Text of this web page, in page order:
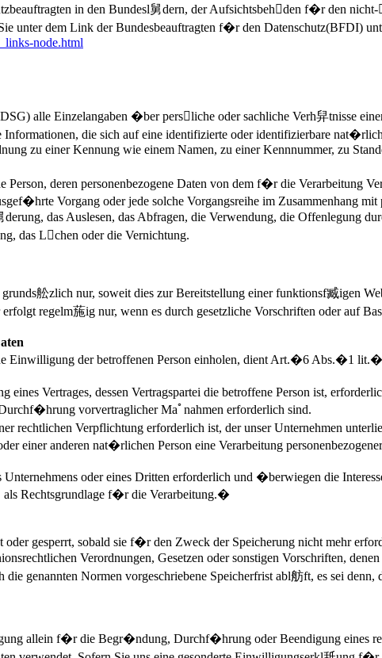
in den Bundesl舅dern, der Aufsichtsbehden f�r den
unter dem Link der Bundesbeauftragten f�r den Datenschutz(BFDI)
node.html
alle Einzelangaben �ber persliche oder sachliche Verh舁tnisse
die sich auf eine identifizierte oder identifizierbare
zu einer Kennung wie einem Namen, zu einer Kennnummer, zu
deren personenbezogene Daten von dem f�r die Verarbeitung
Vorgang oder jede solche Vorgangsreihe im Zusammenhang mit
das Auslesen, das Abfragen, die Verwendung, die Offenlegung
das Lchen oder die Vernichtung.
舩zlich nur, soweit dies zur Bereitstellung einer funktionsf臧igen
regelm葹ig nur, wenn es durch gesetzliche Vorschriften oder auf
Einwilligung der betroffenen Person einholen, dient Art.�6 Abs.�1
eines Vertrages, dessen Vertragspartei die betroffene Person ist,
vorvertraglicher Maﾟnahmen erforderlich sind.
rechtlichen Verpflichtung erforderlich ist, der unser Unternehmen
einer anderen nat�rlichen Person eine Verarbeitung
Unternehmens oder eines Dritten erforderlich und �berwiegen die
Rechtsgrundlage f�r die Verarbeitung.�
oder gesperrt, sobald sie f�r den Zweck der Speicherung nicht mehr
Verordnungen, Gesetzen oder sonstigen Vorschriften,
genannten Normen vorgeschriebene Speicherfrist abl舫ft, es sei
allein f�r die Begr�ndung, Durchf�hrung oder Beendigung eines